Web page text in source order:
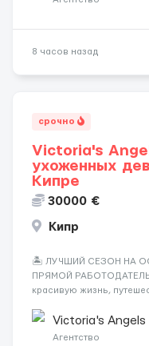
8 часов назад
срочно
Victoria's
ухоженных
Кипре
30000 €
Кипр
🏝️ ЛУЧШИЙ СЕЗОН НА
ПРЯМОЙ
красивую жизнь,
Опытная команда с
клиентов (без ...
Victoria's Angels
Агентство